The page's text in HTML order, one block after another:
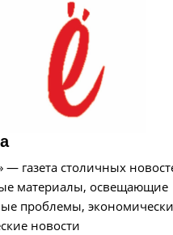
— газета столичных
материалы, освещающие
проблемы,
новости